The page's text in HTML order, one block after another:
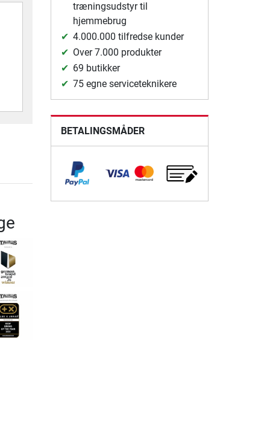
træningsudstyr til
hjemmebrug
4.000.000 tilfredse kunder
Over 7.000 produkter
69 butikker
75 egne serviceteknikere
BETALINGSMÅDER